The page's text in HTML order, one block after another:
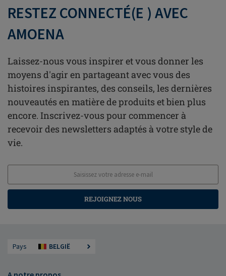
RESTEZ CONNECTÉ(E ) AVEC
AMOENA
Laissez-nous vous inspirer et vous donner les
moyens d'agir en partageant avec vous des
histoires inspirantes, des conseils, les dernières
nouveautés en matière de produits et bien plus
encore. Inscrivez-vous pour commencer à
recevoir des newsletters adaptés à votre style de
vie.
REJOIGNEZ NOUS
Pays BELGIË